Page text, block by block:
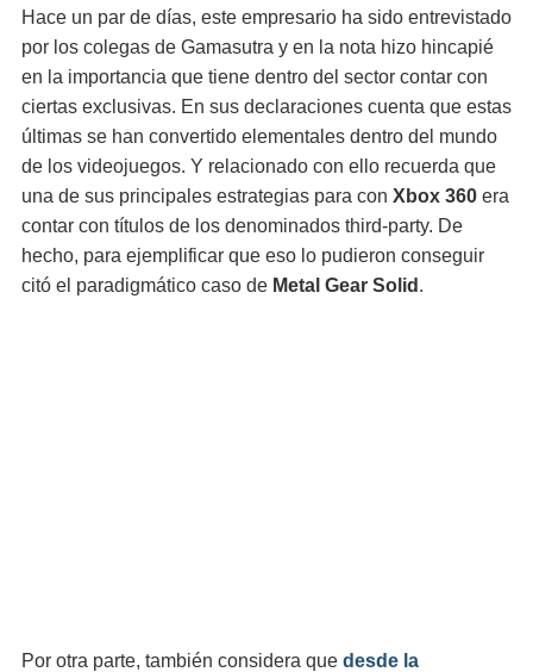
Hace un par de días, este empresario ha sido entrevistado
por los colegas de Gamasutra y en la nota hizo hincapié
en la importancia que tiene dentro del sector contar con
ciertas exclusivas. En sus declaraciones cuenta que estas
últimas se han convertido elementales dentro del mundo
de los videojuegos. Y relacionado con ello recuerda que
una de sus principales estrategias para con Xbox 360 era
contar con títulos de los denominados third-party. De
hecho, para ejemplificar que eso lo pudieron conseguir
citó el paradigmático caso de Metal Gear Solid .
Por otra parte, también considera que desde la